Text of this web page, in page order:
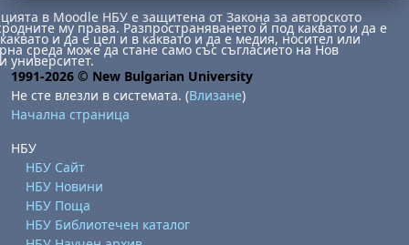
в Moodle НБУ е защитена от Закона за авторското
му права. Разпространяването й под каквато и да е
и да е цел и в каквато и да е медия, носител или
среда може да стане само със съгласието на Нов
университет.
1991-2026 © New Bulgarian University
Не сте влезли в системата. (Влизане)
Начална страница
НБУ
НБУ Сайт
НБУ Новини
НБУ Поща
НБУ Библиотечен каталог